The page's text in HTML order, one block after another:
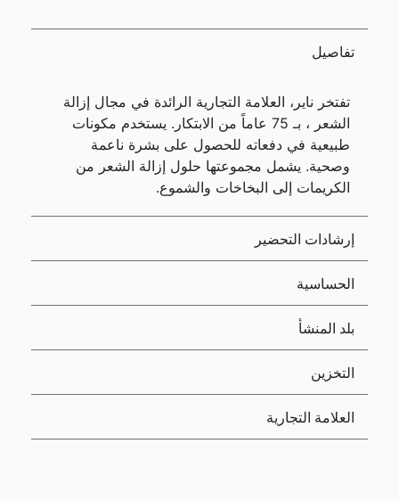
تفاصيل
تفتخر ناير، العلامة التجارية الرائدة في مجال إزالة
الشعر ، بـ 75 عاماً من الابتكار. يستخدم مكونات
طبيعية في دفعاته للحصول على بشرة ناعمة
وصحية. يشمل مجموعتها حلول إزالة الشعر من
الكريمات إلى البخاخات والشموع.
إرشادات التحضير
الحساسية
بلد المنشأ
التخزين
العلامة التجارية